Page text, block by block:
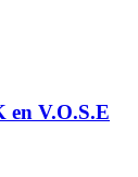
en V.O.S.E